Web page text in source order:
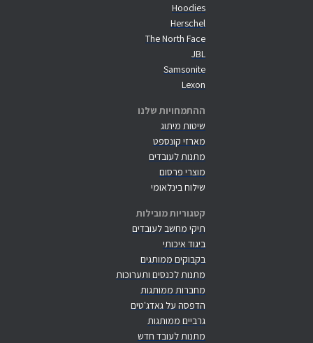
Hoodies
Herschel
The North Face
JBL
Samsonite
Lexon
ההתמחויות שלנו
שיטות מיתוג
מארזי קונספט
מתנות לעובדים
מוצרי פרסום
שילוח בינלאומי
קטגוריות מובילות
תיקי מחשב לעובדים
ביגוד איכותי
בקבוקים ממותגים
מתנות לכנסים ותערוכות
מחברות ממותגות
הדפסה על גאדג'טים
גרביים ממותגות
מתנות לעובד חדש